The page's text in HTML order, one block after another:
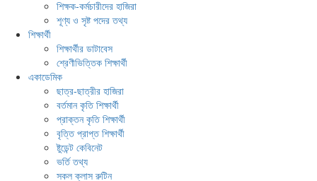
শিক্ষক-কর্মচারীদের হাজিরা
শূণ্য ও সৃষ্ট পদের তথ্য
শিক্ষার্থী
শিক্ষার্থীর ডাটাবেস
শ্রেণীভিত্তিক শিক্ষার্থী
একাডেমিক
ছাত্র-ছাত্রীর হাজিরা
বর্তমান কৃতি শিক্ষার্থী
প্রাক্তন কৃতি শিক্ষার্থী
বৃত্তি প্রাপ্ত শিক্ষার্থী
ষ্টুডেন্ট কেবিনেট
ভর্তি তথ্য
সকল ক্লাস রুটিন